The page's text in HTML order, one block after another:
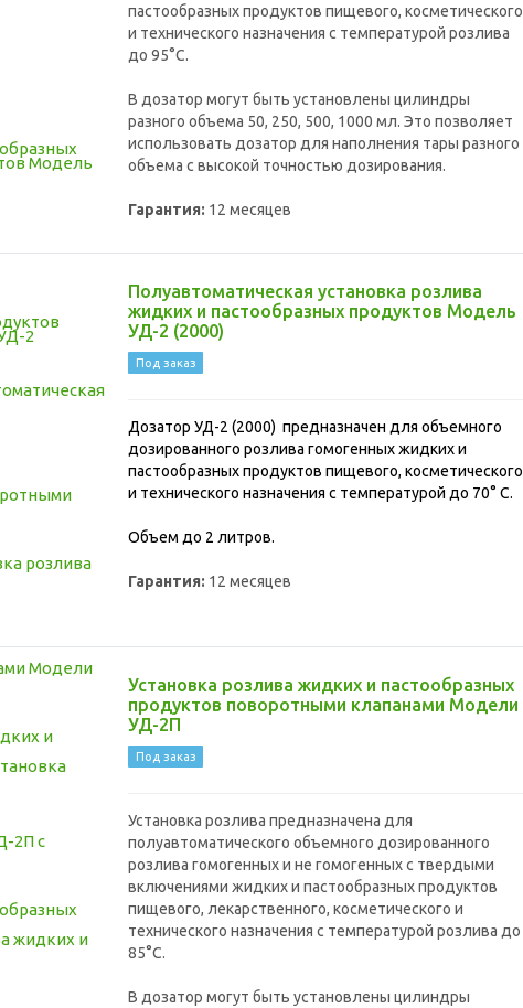
пастообразных продуктов пищевого, косметического
и технического назначения с температурой розлива
до 95°C.
В дозатор могут быть установлены цилиндры
разного объема 50, 250, 500, 1000 мл. Это позволяет
использовать дозатор для наполнения тары разного
объема с высокой точностью дозирования.
Гарантия: 12 месяцев
Полуавтоматическая установка розлива
жидких и пастообразных продуктов Модель
УД-2 (2000)
Под заказ
Дозатор УД-2 (2000) предназначен для объемного
дозированного розлива гомогенных жидких и
пастообразных продуктов пищевого, косметического
и технического назначения с температурой до 70° С.
Объем до 2 литров.
Гарантия: 12 месяцев
Установка розлива жидких и пастообразных
продуктов поворотными клапанами Модели
УД-2П
Под заказ
Установка розлива предназначена для
полуавтоматического объемного дозированного
розлива гомогенных и не гомогенных с твердыми
включениями жидких и пастообразных продуктов
пищевого, лекарственного, косметического и
технического назначения с температурой розлива до
85°C.
В дозатор могут быть установлены цилиндры